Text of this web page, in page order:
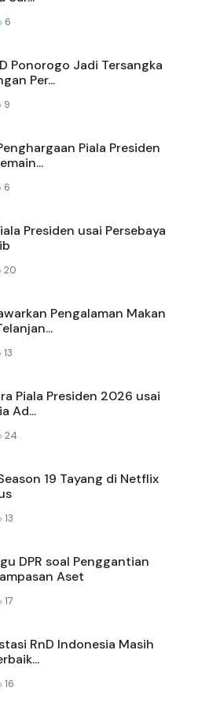
6
Ponorogo Jadi Tersangka
Per...
9
Piala Presiden
6
Presiden usai Persebaya
20
Pengalaman Makan
13
Piala Presiden 2026 usai
Ad...
24
19 Tayang di Netflix
13
DPR soal Penggantian
Aset
17
RnD Indonesia Masih
16